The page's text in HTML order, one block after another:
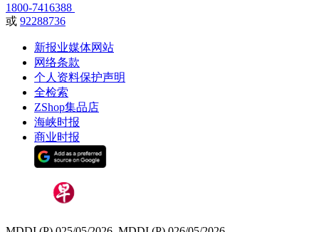
1800-7416388
或 92288736
新报业媒体网站
网络条款
个人资料保护声明
全检索
ZShop集品店
海峡时报
商业时报